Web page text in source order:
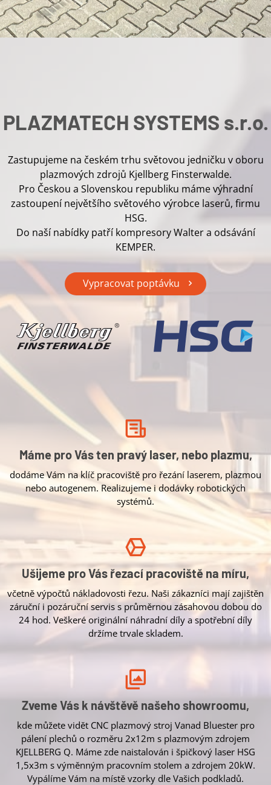
PLAZMATECH SYSTEMS s.r.o.
Zastupujeme na českém trhu světovou jedničku v oboru
plazmových zdrojů Kjellberg Finsterwalde.
Pro Českou a Slovenskou republiku máme výhradní
zastoupení největšího světového výrobce laserů, firmu
HSG.
Do naší nabídky patří kompresory Walter a odsávání
KEMPER.
Vypracovat poptávku
Máme pro Vás ten pravý laser, nebo plazmu,
dodáme Vám na klíč pracoviště pro řezání laserem, plazmou
nebo autogenem. Realizujeme i dodávky robotických
systémů.
Ušijeme pro Vás řezací pracoviště na míru,
včetně výpočtů nákladovosti řezu. Naši zákazníci mají zajištěn
záruční i pozáruční servis s průměrnou zásahovou dobou do
24 hod. Veškeré originální náhradní díly a spotřební díly
držíme trvale skladem.
Zveme Vás k návštěvě našeho showroomu,
kde můžete vidět CNC plazmový stroj Vanad Bluester pro
pálení plechů o rozměru 2x12m s plazmovým zdrojem
KJELLBERG Q. Máme zde naistalován i špičkový laser HSG
1,5x3m s výměnným pracovním stolem a zdrojem 20kW.
Vypálíme Vám na místě vzorky dle Vašich podkladů.